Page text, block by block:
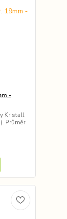
-
Kristall
Průměr